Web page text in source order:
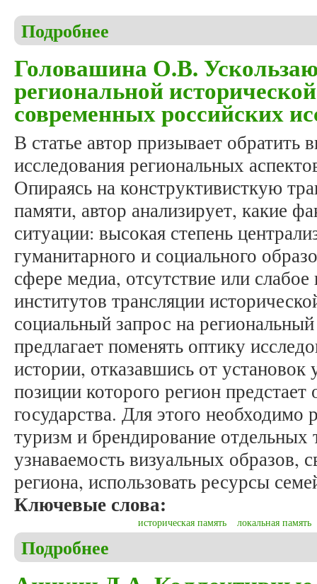
Подробнее
Головашина О.В.
региональной
современных российских
В статье автор призывает обратить
исследования региональных
Опираясь на конструктивисткую
памяти, автор анализирует, какие
ситуации: высокая степень
гуманитарного и социального
сфере медиа, отсутствие или
институтов трансляции
социальный запрос на
предлагает поменять оптику
истории, отказавшись от установок
позиции которого регион предстает
государства. Для этого необходимо
туризм и брендирование
узнаваемость визуальных образов,
региона, использовать ресурсы
Ключевые слова:
историческая память локальная память
Подробнее